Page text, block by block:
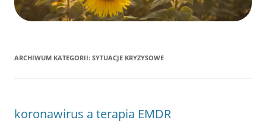
ARCHIWUM KATEGORII: SYTUACJE KRYZYSOWE
koronawirus a terapia EMDR